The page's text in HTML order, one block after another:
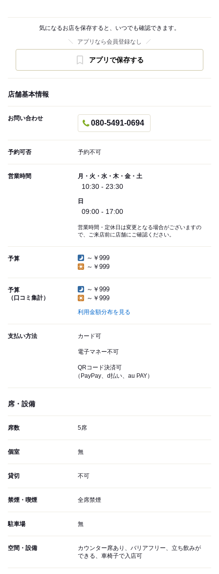
気になるお店を保存すると、いつでも確認できます。
アプリなら会員登録なし
アプリで保存する
店舗基本情報
お問い合わせ
080-5491-0694
予約可否 予約不可
営業時間 月・火・水・木・金・土
10:30 - 23:30
日
09:00 - 17:00
営業時間・定休日は変更となる場合がございますの
で、ご来店前に店舗にご確認ください。
予算
～￥999
～￥999
予算
（口コミ集計）
～￥999
～￥999
利用金額分布を見る
支払い方法 カード可
電子マネー不可
QRコード決済可
（PayPay、d払い、au PAY）
席・設備
席数 5席
個室 無
貸切 不可
禁煙・喫煙 全席禁煙
駐車場 無
空間・設備
カウンター席あり、バリアフリー、立ち飲みが
できる、車椅子で入店可